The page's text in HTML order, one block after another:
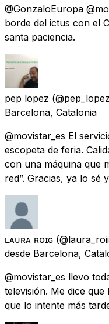
@GonzaloEuropa
borde del ictus con el
santa paciencia.
pep lopez
Barcelona, Catalonia
@movistar_es El
escopeta de feria.
con una máquina que
red”. Gracias, ya lo sé
ʟᴀᴜʀᴀ ʀᴏɪɢ
desde Barcelona,
@movistar_es llevo
televisión. Me dice
que lo intente más